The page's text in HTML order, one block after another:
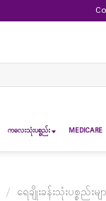
ကလေးသုံးပစ္စည်း MEDICARE
/ ရေချိုးခန်းသုံးပစ္စည်းမျ